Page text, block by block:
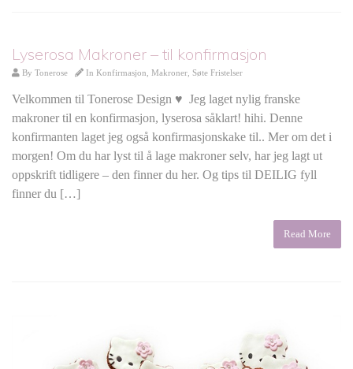
Lyserosa Makroner – til konfirmasjon
By Tonerose In Konfirmasjon Makroner Søte Fristelser
Velkommen til Tonerose Design ♥ Jeg laget nylig franske
makroner til en konfirmasjon, lyserosa såklart! hihi. Denne
konfirmanten laget jeg også konfirmasjonskake til.. Mer om det i
morgen! Om du har lyst til å lage makroner selv, har jeg lagt ut
oppskrift tidligere – den finner du her. Og tips til DEILIG fyll
finner du […]
Read More